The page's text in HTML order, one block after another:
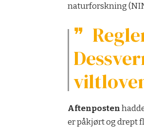
naturforskning
Aftenposten
er påkjørt og drept